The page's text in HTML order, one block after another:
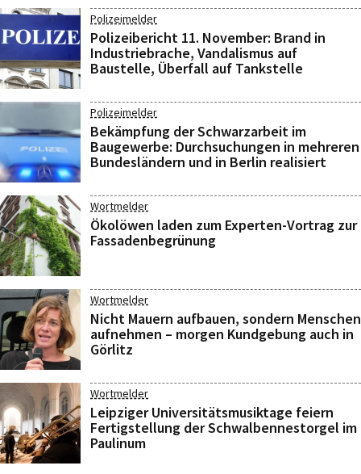
Polizeimelder
Polizeibericht 11. November: Brand in
Industriebrache, Vandalismus auf
Baustelle, Überfall auf Tankstelle
Polizeimelder
Bekämpfung der Schwarzarbeit im
Baugewerbe: Durchsuchungen in mehreren
Bundesländern und in Berlin realisiert
Wortmelder
Ökolöwen laden zum Experten-Vortrag zur
Fassadenbegrünung
Wortmelder
Nicht Mauern aufbauen, sondern Menschen
aufnehmen – morgen Kundgebung auch in
Görlitz
Wortmelder
Leipziger Universitätsmusiktage feiern
Fertigstellung der Schwalbennestorgel im
Paulinum